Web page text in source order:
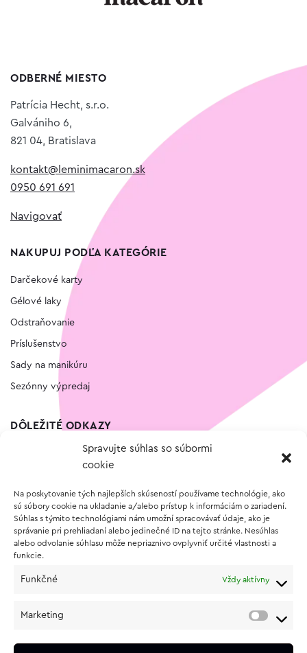
Spravujte súhlas so súbormi
cookie
Na poskytovanie tých najlepších skúseností používame technológie, ako
sú súbory cookie na ukladanie a/alebo prístup k informáciám o zariadení.
Súhlas s týmito technológiami nám umožní spracovávať údaje, ako je
správanie pri prehliadaní alebo jedinečné ID na tejto stránke. Nesúhlas
alebo odvolanie súhlasu môže nepriaznivo ovplyvniť určité vlastnosti a
funkcie.
Funkčné Vždy aktívny
Marketing
ODBERNÉ MIESTO
Patrícia Hecht, s.r.o.
Galvániho 6,
821 04, Bratislava
kontakt@leminimacaron.sk
0950 691 691
Navigovať
NAKUPUJ PODĽA KATEGÓRIE
Darčekové karty
Gélové laky
Odstraňovanie
Príslušenstvo
Sady na manikúru
Sezónny výpredaj
DÔLEŽITÉ ODKAZY
Vernostný program
O NÁKUPE
Vrátenie a reklamácia tovaru